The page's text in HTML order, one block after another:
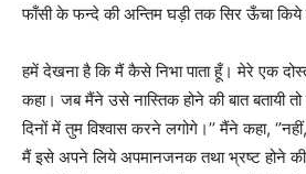
फाँसी के फन्दे की अन्तिम घड़ी तक सिर ऊँचा किये
हमें देखना है कि मैं कैसे निभा पाता हूँ। मेरे एक
कहा। जब मैंने उसे नास्तिक होने की बात बतायी
दिनों में तुम विश्वास करने लगोगे।’’ मैंने कहा,
मैं इसे अपने लिये अपमानजनक तथा भ्रष्ट होने की